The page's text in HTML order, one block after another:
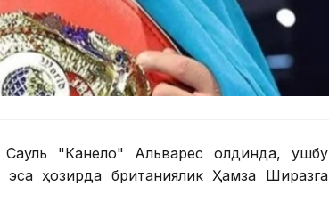
Сауль "Канело" Альварес олдинда, ушбу
ҳозирда британиялик Ҳамза Ширазга